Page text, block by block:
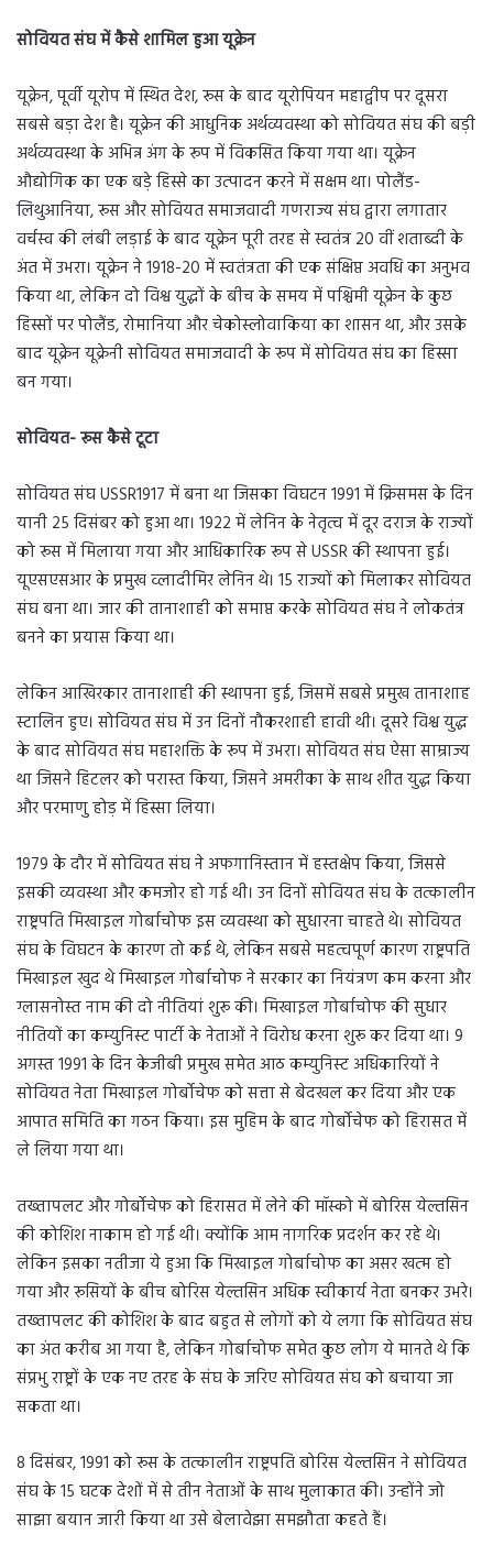
सोवियत संघ में कैसे शामिल हुआ यूक्रेन
यूक्रेन, पूर्वी यूरोप में स्थित देश, रूस के बाद यूरोपियन महाद्वीप पर दूसरा
सबसे बड़ा देश है। यूक्रेन की आधुनिक अर्थव्यवस्था को सोवियत संघ की बड़ी
अर्थव्यवस्था के अभिन्न अंग के रूप में विकसित किया गया था। यूक्रेन
औद्योगिक का एक बड़े हिस्से का उत्पादन करने में सक्षम था। पोलैंड-
लिथुआनिया, रूस और सोवियत समाजवादी गणराज्य संघ द्वारा लगातार
वर्चस्व की लंबी लड़ाई के बाद यूक्रेन पूरी तरह से स्वतंत्र 20 वीं शताब्दी के
अंत में उभरा। यूक्रेन ने 1918-20 में स्वतंत्रता की एक संक्षिप्त अवधि का अनुभव
किया था, लेकिन दो विश्व युद्धों के बीच के समय में पश्चिमी यूक्रेन के कुछ
हिस्सों पर पोलैंड, रोमानिया और चेकोस्लोवाकिया का शासन था, और उसके
बाद यूक्रेन यूक्रेनी सोवियत समाजवादी के रूप में सोवियत संघ का हिस्सा
बन गया।
सोवियत- रूस कैसे टूटा
सोवियत संघ USSR1917 में बना था जिसका विघटन 1991 में क्रिसमस के दिन
यानी 25 दिसंबर को हुआ था। 1922 में लेनिन के नेतृत्व में दूर दराज के राज्यों
को रूस में मिलाया गया और आधिकारिक रूप से USSR की स्थापना हुई।
यूएसएसआर के प्रमुख व्लादीमिर लेनिन थे। 15 राज्यों को मिलाकर सोवियत
संघ बना था। जार की तानाशाही को समाप्त करके सोवियत संघ ने लोकतंत्र
बनने का प्रयास किया था।
लेकिन आखिरकार तानाशाही की स्थापना हुई, जिसमें सबसे प्रमुख तानाशाह
स्टालिन हुए। सोवियत संघ में उन दिनों नौकरशाही हावी थी। दूसरे विश्व युद्ध
के बाद सोवियत संघ महाशक्ति के रूप में उभरा। सोवियत संघ ऐसा साम्राज्य
था जिसने हिटलर को परास्त किया, जिसने अमरीका के साथ शीत युद्ध किया
और परमाणु होड़ में हिस्सा लिया।
1979 के दौर में सोवियत संघ ने अफगानिस्तान में हस्तक्षेप किया, जिससे
इसकी व्यवस्था और कमजोर हो गई थी। उन दिनों सोवियत संघ के तत्कालीन
राष्ट्रपति मिखाइल गोर्बाचोफ इस व्यवस्था को सुधारना चाहते थे। सोवियत
संघ के विघटन के कारण तो कई थे, लेकिन सबसे महत्वपूर्ण कारण राष्ट्रपति
मिखाइल खुद थे मिखाइल गोर्बाचोफ ने सरकार का नियंत्रण कम करना और
ग्लासनोस्त नाम की दो नीतियां शुरू की। मिखाइल गोर्बाचोफ की सुधार
नीतियों का कम्युनिस्ट पार्टी के नेताओं ने विरोध करना शुरू कर दिया था। 9
अगस्त 1991 के दिन केजीबी प्रमुख समेत आठ कम्युनिस्ट अधिकारियों ने
सोवियत नेता मिखाइल गोर्बोचेफ को सत्ता से बेदखल कर दिया और एक
आपात समिति का गठन किया। इस मुहिम के बाद गोर्बोचेफ को हिरासत में
ले लिया गया था।
तख्तापलट और गोर्बोचेफ को हिरासत में लेने की मॉस्को में बोरिस येल्तसिन
की कोशिश नाकाम हो गई थी। क्योंकि आम नागरिक प्रदर्शन कर रहे थे।
लेकिन इसका नतीजा ये हुआ कि मिखाइल गोर्बाचोफ का असर खत्म हो
गया और रूसियों के बीच बोरिस येल्तसिन अधिक स्वीकार्य नेता बनकर उभरे।
तख्तापलट की कोशिश के बाद बहुत से लोगों को ये लगा कि सोवियत संघ
का अंत करीब आ गया है, लेकिन गोर्बाचोफ समेत कुछ लोग ये मानते थे कि
संप्रभु राष्ट्रों के एक नए तरह के संघ के जरिए सोवियत संघ को बचाया जा
सकता था।
8 दिसंबर, 1991 को रूस के तत्कालीन राष्ट्रपति बोरिस येल्तसिन ने सोवियत
संघ के 15 घटक देशों में से तीन नेताओं के साथ मुलाकात की। उन्होंने जो
साझा बयान जारी किया था उसे बेलावेझा समझौता कहते हैं।